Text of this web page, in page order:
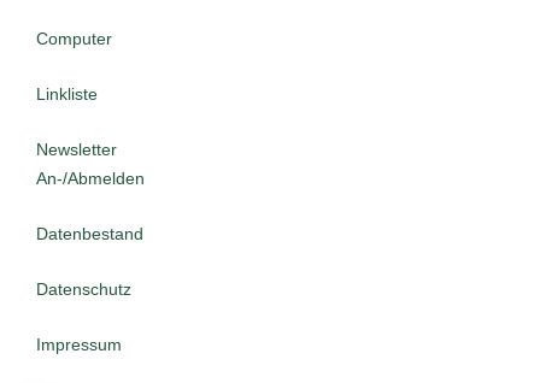
Computer
Linkliste
Newsletter
An-/Abmelden
Datenbestand
Datenschutz
Impressum